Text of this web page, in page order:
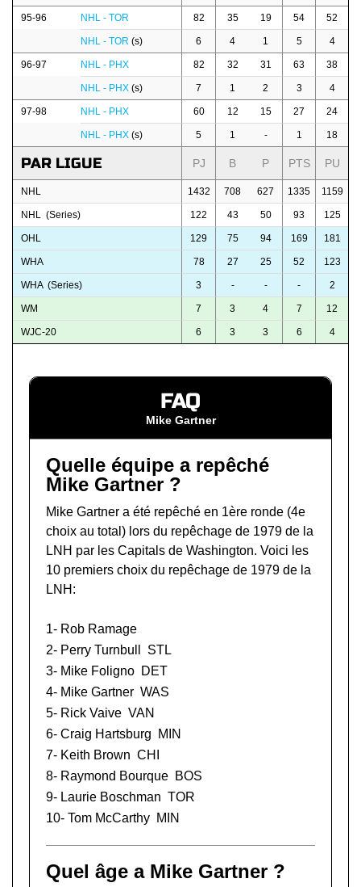
95-96 NHL - TOR 82 35 19 54 52
NHL - TOR (s) 6 4 1 5 4
96-97 NHL - PHX 82 32 31 63 38
NHL - PHX (s) 7 1 2 3 4
97-98 NHL - PHX 60 12 15 27 24
NHL - PHX (s) 5 1 - 1 18
PAR LIGUE PJ B P PTS PU
NHL 1432 708 627 1335 1159
NHL (Series) 122 43 50 93 125
OHL 129 75 94 169 181
WHA 78 27 25 52 123
WHA (Series) 3 - - - 2
WM 7 3 4 7 12
WJC-20 6 3 3 6 4
FAQ
Mike Gartner
Quelle équipe a repêché
Mike Gartner ?
Mike Gartner a été repêché en 1ère ronde (4e
choix au total) lors du repêchage de 1979 de la
LNH par les Capitals de Washington. Voici les
10 premiers choix du repêchage de 1979 de la
LNH:
1- Rob Ramage
2- Perry Turnbull
STL
3- Mike Foligno DET
4- Mike Gartner WAS
5- Rick Vaive VAN
6- Craig Hartsburg
MIN
7- Keith Brown CHI
8- Raymond Bourque BOS
9- Laurie Boschman TOR
10- Tom McCarthy MIN
Quel âge a Mike Gartner ?